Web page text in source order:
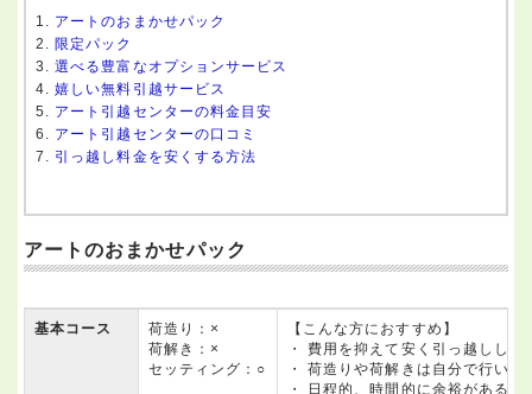
アートのおまかせパック
限定パック
選べる豊富なオプションサービス
嬉しい無料引越サービス
アート引越センターの料金目安
アート引越センターの口コミ
引っ越し料金を安くする方法
アートのおまかせパック
基本コース
荷造り：×
荷解き：×
セッティング：○
【こんな方におすすめ】
・ 費用を抑えて安く引っ越しした
・ 荷造りや荷解きは自分で行いた
・ 日程的、時間的に余裕がある